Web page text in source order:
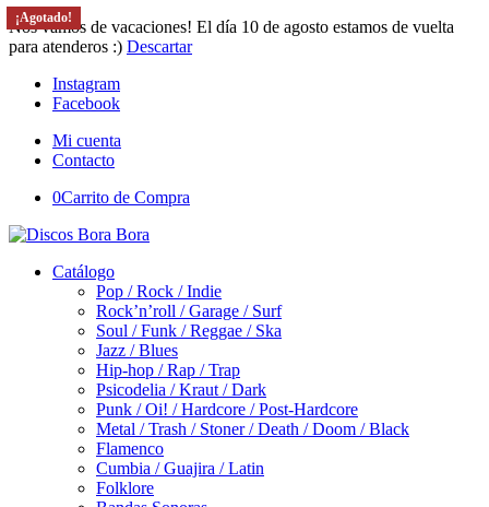
Nos vamos de vacaciones! El día 10 de agosto estamos de vuelta
para atenderos :) Descartar
Instagram
Facebook
Mi cuenta
Contacto
0Carrito de Compra
Catálogo
Pop / Rock / Indie
Rock’n’roll / Garage / Surf
Soul / Funk / Reggae / Ska
Jazz / Blues
Hip-hop / Rap / Trap
Psicodelia / Kraut / Dark
Punk / Oi! / Hardcore / Post-Hardcore
Metal / Trash / Stoner / Death / Doom / Black
Flamenco
Cumbia / Guajira / Latin
Folklore
¡Agotado!
¡Agotado!
¡Agotado!
¡Agotado!
¡Agotado!
¡Agotado!
¡Agotado!
¡Agotado!
¡Agotado!
¡Agotado!
¡Agotado!
¡Agotado!
¡Agotado!